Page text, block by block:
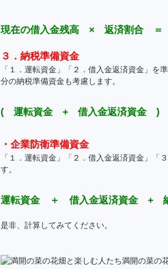
現在の借入金残高 × 返済割合 ＝
３．納税準備資金
「１．運転資金」「２．借入金返済資金」を
分の納税準備資金も考慮します。
( 運転資金 + 借入金返済資金 )
・企業防衛準備資金
「１．運転資金」「２．借入金返済資金」「
す。
運転資金 ＋ 借入金返済資金 +
是非、計算してみてください。